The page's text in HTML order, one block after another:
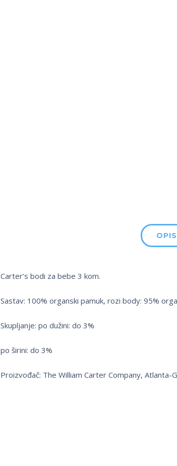
OPIS
Carter’s bodi za bebe 3 kom.
Sastav: 100% organski pamuk, rozi body: 95%
Skupljanje: po dužini: do 3%
po širini: do 3%
Proizvođač: The William Carter Company, Atlanta-